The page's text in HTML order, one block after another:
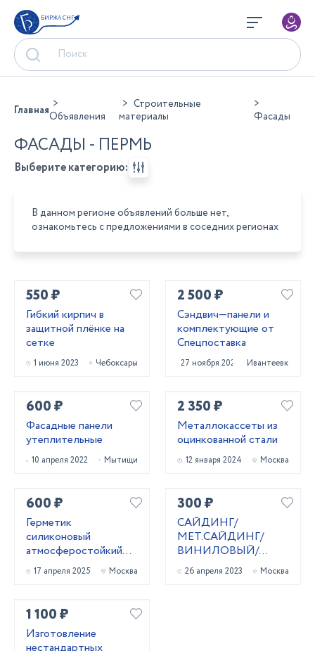
БИРЖА СНГ
ГлавнаяОбъявления
Строительные
материалы
Фасады
ФАСАДЫ - ПЕРМЬ
Выберите категорию:
В данном регионе объявлений больше нет,
ознакомьтесь с предложениями в соседних регионах
550 ₽
Гибкий кирпич в
защитной плёнке на
сетке
1 июня 2023 Чебоксары
2 500 ₽
Сэндвич—панели и
комплектующие от
Спецпоставка
27 ноября 2021 Ивантеевка
600 ₽
Фасадные панели
утеплительные
10 апреля 2022 Мытищи
2 350 ₽
Металлокассеты из
оцинкованной стали
12 января 2024 Москва
600 ₽
Герметик
силиконовый
атмocфеpocтoйкий
(черный) 600 мл
17 апреля 2025 Москва
300 ₽
САЙДИНГ/
МЕТ.САЙДИНГ/
ВИНИЛОВЫЙ/
ФАСАДНЫЕ
ПАНЕЛИ
26 апреля 2023 Москва
1 100 ₽
Изготовление